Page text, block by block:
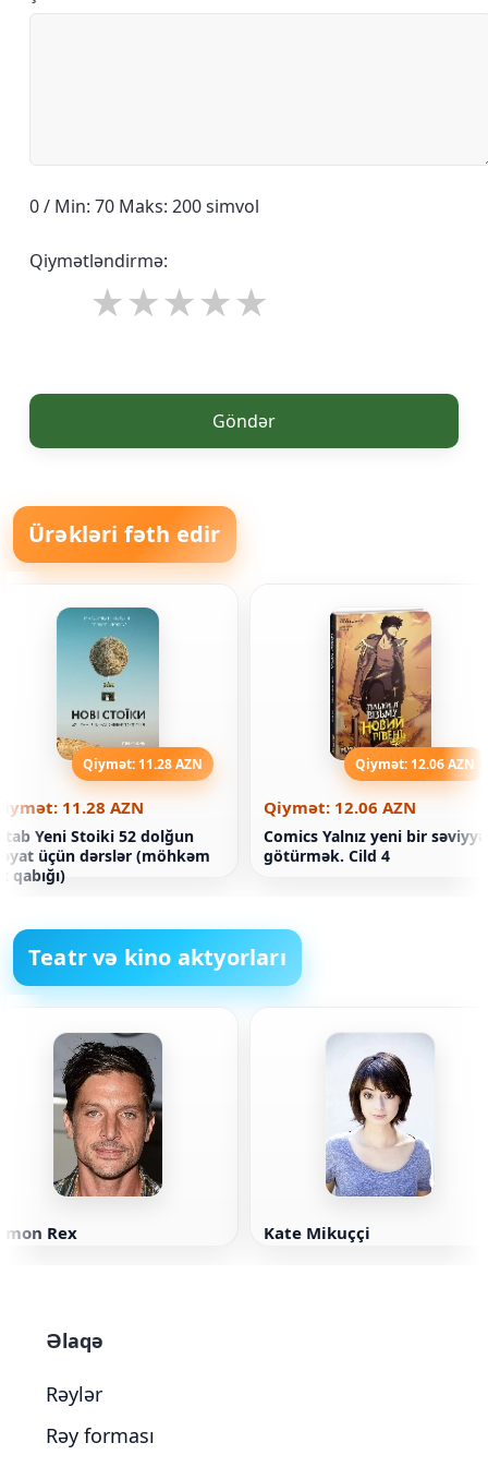
0 / Min: 70 Maks: 200 simvol
Qiymətləndirmə:
Göndər
Ürəkləri fəth edir
Qiymət: 11.28 AZN
11.28 AZN
Yeni Stoiki 52 dolğun
üçün dərslər (möhkəm
qabığı)
Qiymət: 12.06 AZN
Qiymət: 12.06 AZN
Comics Yalnız yeni bir səviyyə
götürmək. Cild 4
Teatr və kino aktyorları
Rex Kate Mikuççi
Əlaqə
Rəylər
Rəy forması